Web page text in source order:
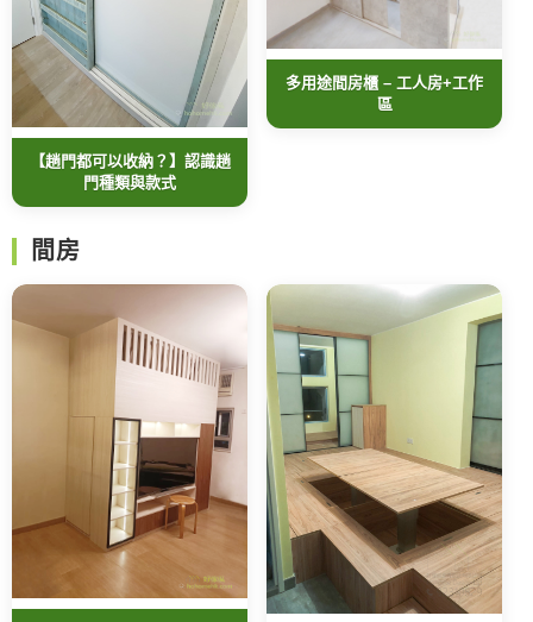
【趟門都可以收納？】認識趟
門種類與款式
多用途間房櫃 – 工人房+工作
區
間房